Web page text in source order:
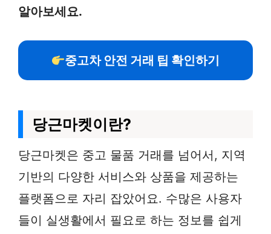
알아보세요.
중고차 안전 거래 팁 확인하기
당근마켓이란?
당근마켓은 중고 물품 거래를 넘어서, 지역
기반의 다양한 서비스와 상품을 제공하는
플랫폼으로 자리 잡았어요. 수많은 사용자
들이 실생활에서 필요로 하는 정보를 쉽게